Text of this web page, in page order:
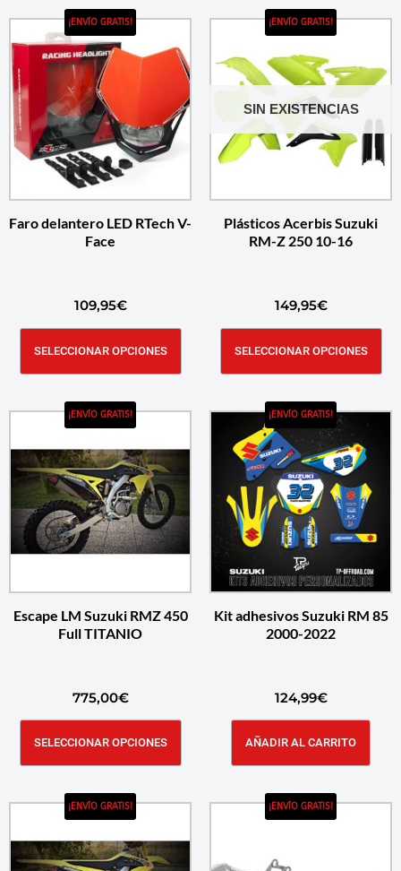
¡ENVÍO GRATIS!
Faro delantero LED RTech V-
Face
109,95€
SELECCIONAR OPCIONES
SIN EXISTENCIAS
¡ENVÍO GRATIS!
Plásticos Acerbis Suzuki
RM-Z 250 10-16
149,95€
SELECCIONAR OPCIONES
¡ENVÍO GRATIS!
Escape LM Suzuki RMZ 450
Full TITANIO
775,00€
SELECCIONAR OPCIONES
¡ENVÍO GRATIS!
Kit adhesivos Suzuki RM 85
2000-2022
124,99€
AÑADIR AL CARRITO
¡ENVÍO GRATIS! ¡ENVÍO GRATIS!